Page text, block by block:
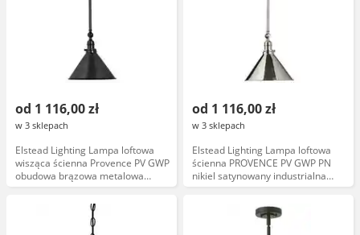
od 1 116,00 zł
w 3 sklepach
Elstead Lighting Lampa loftowa
wisząca ścienna Provence PV GWP
obudowa brązowa metalowa
industrialna ścianka 40cm
od 1 116,00 zł
w 3 sklepach
Elstead Lighting Lampa loftowa
ścienna PROVENCE PV GWP PN
nikiel satynowany industrialna
metalowa